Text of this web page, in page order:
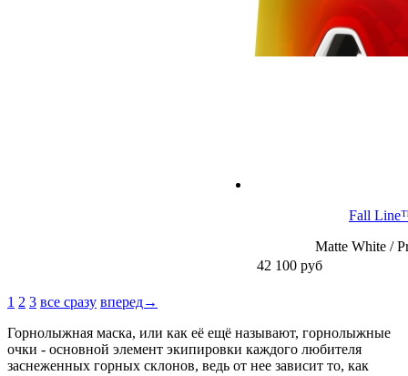
Fall
Matte White /
42 100 руб
1 2 3 все сразу вперед→
Горнолыжная маска, или как её ещё называют, горнолыжные
очки - основной элемент экипировки каждого любителя
заснеженных горных склонов, ведь от нее зависит то, как